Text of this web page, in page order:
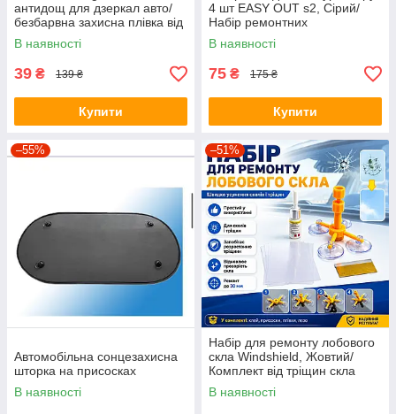
антидощ для дзеркал авто/
безбарвна захисна плівка від
води відблисків і бруду
В наявності
39 ₴ 139 ₴
Купити
4 шт EASY OUT s2, Сірий/
Набір ремонтних
екстракторів біт
В наявності
75 ₴ 175 ₴
Купити
–55%
Автомобільна сонцезахисна
шторка на присосках
В наявності
–51%
Набір для ремонту лобового
скла Windshield, Жовтий/
Комплект від тріщин скла
автомобіля
В наявності